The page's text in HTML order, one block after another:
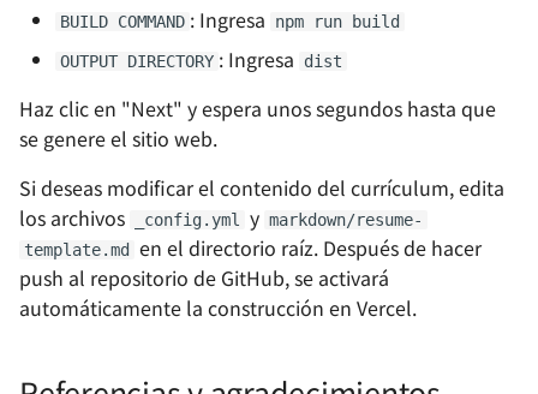
Homelab - Plataforma de
Contenedores Portainer
Homelab - Herramienta
sincronización
multiplataforma
Homelab - Herramienta
notas fragmentadas
Homelab - Potente
Cómo actualizar múltiples
repositorios de Git de forma
Cómo escribir artículos en
WeChat utilizando
Markdown
Cómo eliminar
rápidamente
node_modules
Cómo agregar efectos
BUILD COMMAND : Ingresa npm run build
OUTPUT DIRECTORY : Ingresa dist
Haz clic en "Next" y espera unos segundos hasta que
se genere el sitio web.
Si deseas modificar el contenido del currículum, edita
los archivos
_config.yml y markdown/resume-
template.md
en el directorio raíz. Después de hacer
push al repositorio de GitHub, se activará
automáticamente la construcción en Vercel.